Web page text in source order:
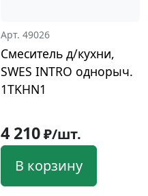
Арт. 49026
Смеситель д/кухни,
SWES INTRO однорыч.
1TKHN1
4 210₽/шт.
В корзину